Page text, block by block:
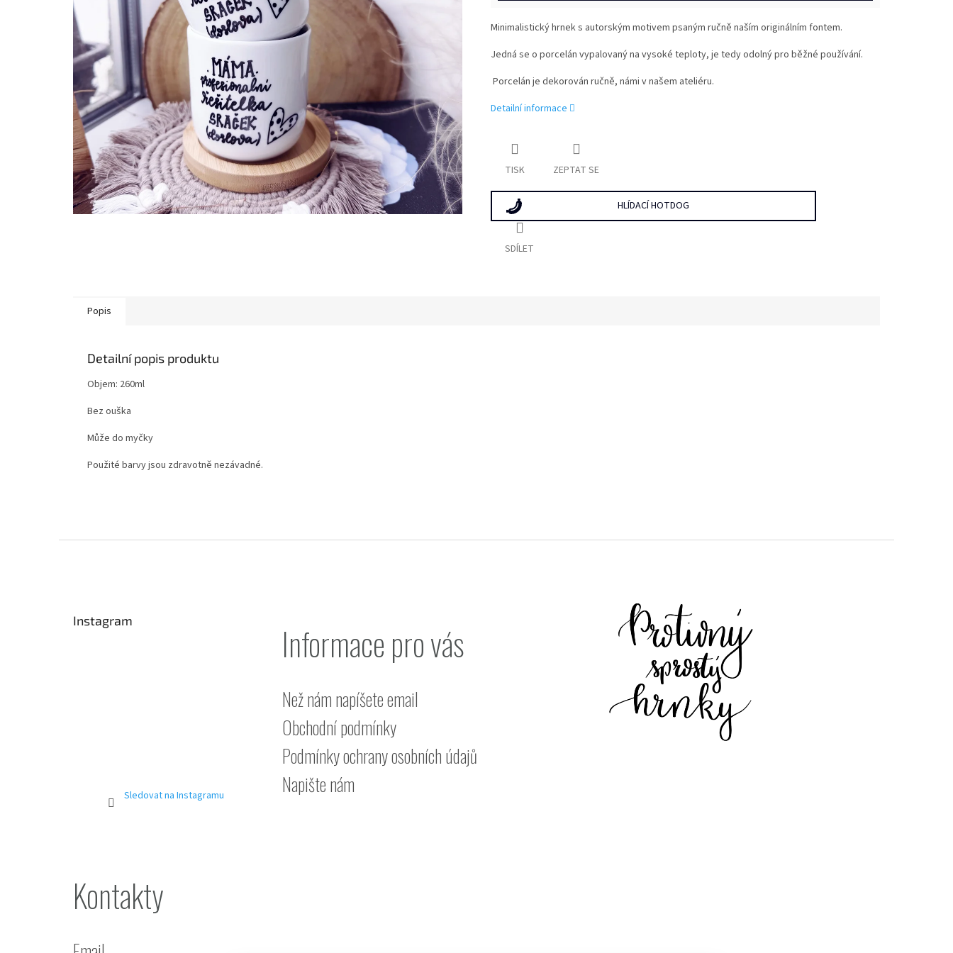
Minimalistický hrnek s autorským motivem psaným ručně naším originálním fontem.
Jedná se o porcelán vypalovaný na vysoké teploty, je tedy odolný pro běžné používání.
Porcelán je dekorován ručně, námi v našem ateliéru.
Detailní informace
TISK ZEPTAT SE
HLÍDACÍ HOTDOG
SDÍLET
Popis
Detailní popis produktu
Objem: 260ml
Bez ouška
Může do myčky
Použité barvy jsou zdravotně nezávadné.
Instagram
Sledovat na Instagramu
Informace pro vás
Než nám napíšete email
Obchodní podmínky
Podmínky ochrany osobních údajů
Napište nám
Kontakty